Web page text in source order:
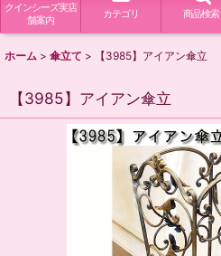
クインシーズ実店
舗案内
カテゴリ 商品検索
ホーム > 傘立て > 【3985】アイアン傘立
【3985】アイアン傘立